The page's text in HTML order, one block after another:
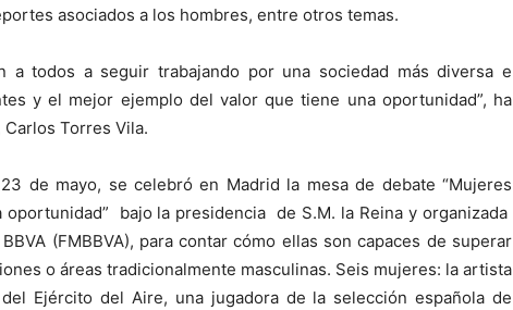
asociados a los hombres, entre otros temas.
a todos a seguir trabajando por una sociedad más diversa e
y el mejor ejemplo del valor que tiene una oportunidad”, ha
Torres Vila.
de mayo, se celebró en Madrid la mesa de debate “Mujeres
bajo la presidencia de S.M. la Reina y organizada
(FMBBVA), para contar cómo ellas son capaces de superar
o áreas tradicionalmente masculinas. Seis mujeres: la artista
Ejército del Aire, una jugadora de la selección española de